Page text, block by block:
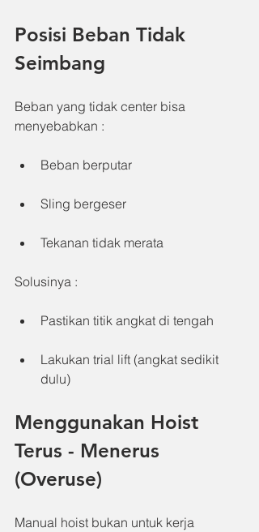
Posisi Beban Tidak
Seimbang
Beban yang tidak center bisa
menyebabkan :
Beban berputar
Sling bergeser
Tekanan tidak merata
Solusinya :
Pastikan titik angkat di tengah
Lakukan trial lift (angkat sedikit
dulu)
Menggunakan Hoist
Terus - Menerus
(Overuse)
Manual hoist bukan untuk kerja